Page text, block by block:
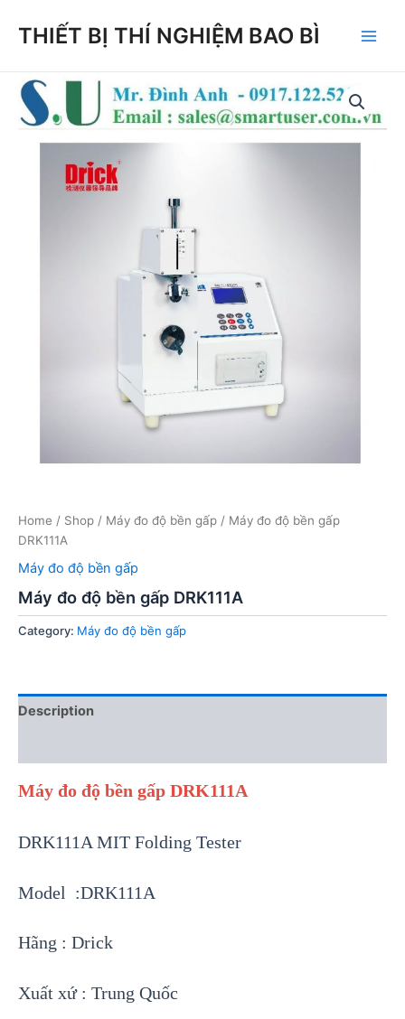
THIẾT BỊ THÍ NGHIỆM BAO BÌ
Home / Shop / Máy đo độ bền gấp / Máy đo độ bền gấp
DRK111A
Máy đo độ bền gấp
Máy đo độ bền gấp DRK111A
Category: Máy đo độ bền gấp
Description
Máy đo độ bền gấp DRK111A
DRK111A MIT Folding Tester
Model :DRK111A
Hãng : Drick
Xuất xứ : Trung Quốc